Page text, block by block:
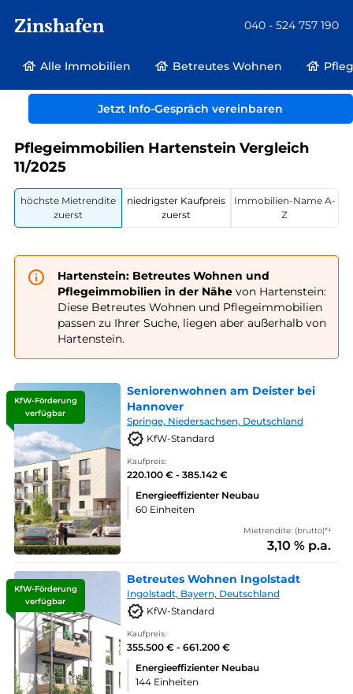
Zinshafen 040 - 524 757 190
Alle Immobilien Betreutes Wohnen
Jetzt Info-Gespräch vereinbaren
Betreutes Wohnen und Pflegeimmobilien Deutschland
Pflegeimmobilien Hartenstein Vergleich
11/2025
höchste Mietrendite
zuerst
niedrigster Kaufpreis
zuerst
Immobilien-Name A-
Z
Hartenstein: Betreutes Wohnen und
Pflegeimmobilien in der Nähevon Hartenstein:
Diese Betreutes Wohnen und Pflegeimmobilien
passen zu Ihrer Suche, liegen aber außerhalb von
Hartenstein.
KfW-Förderung
verfügbar
Seniorenwohnen am Deister bei
Hannover
Springe, Niedersachsen, Deutschland
KfW-Standard
Kaufpreis:
220.100 € - 385.142 €
Energieeffizienter Neubau
60 Einheiten
Mietrendite: (brutto)*¹
3,10 % p.a.
KfW-Förderung
verfügbar
Betreutes Wohnen Ingolstadt
Ingolstadt, Bayern, Deutschland
KfW-Standard
Kaufpreis:
355.500 € - 661.200 €
Energieeffizienter Neubau
144 Einheiten